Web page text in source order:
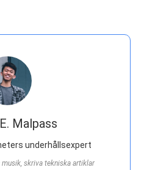
Malpass
underhållsexpert
musik, skriva tekniska artiklar